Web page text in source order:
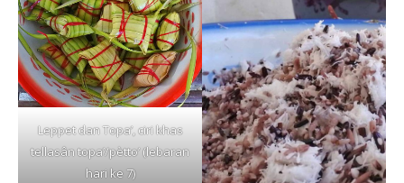
Leppet dan Topa’, ciri khas
tellasân topa’/pètto’ (lebaran
hari ke 7)